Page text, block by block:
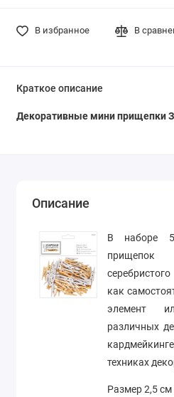
В избранное В
Краткое описание
Декоративные мини прищепки
Описание
В наборе
как
элемент
различных
техниках
Размер 2,5 см